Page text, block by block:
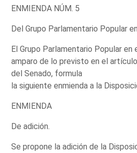
ENMIENDA NÚM. 5
Del Grupo Parlamentario Popular
El Grupo Parlamentario Popular en
amparo de lo previsto en el
del Senado, formula
la siguiente enmienda a la
ENMIENDA
De adición.
Se propone la adición de la